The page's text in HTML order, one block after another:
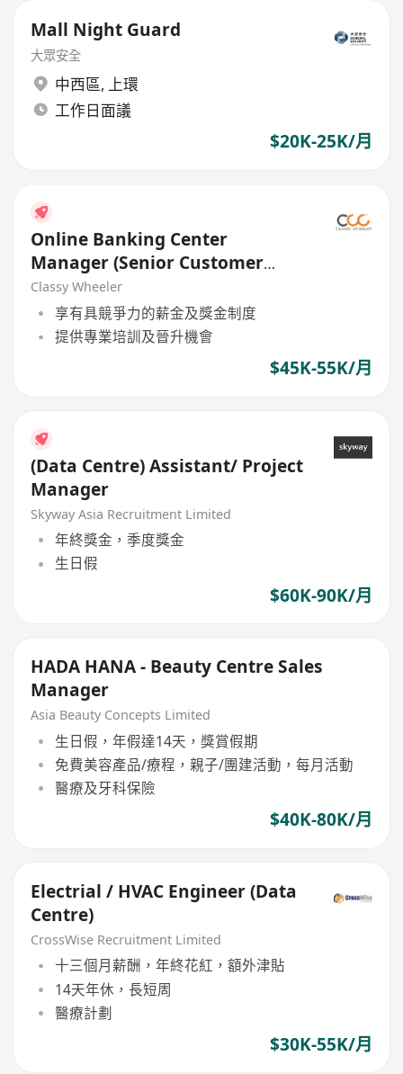
Mall Night Guard
大眾安全
中西區, 上環
工作日面議
$20K-25K/月
Online Banking Center
Manager (Senior Customer
Service Manager) (Bank)
Classy Wheeler
享有具競爭力的薪金及獎金制度
提供專業培訓及晉升機會
$45K-55K/月
(Data Centre) Assistant/ Project
Manager
Skyway Asia Recruitment Limited
年終獎金，季度獎金
生日假
$60K-90K/月
HADA HANA - Beauty Centre Sales
Manager
Asia Beauty Concepts Limited
生日假，年假達14天，獎賞假期
免費美容產品/療程，親子/團建活動，每月活動
醫療及牙科保險
$40K-80K/月
Electrial / HVAC Engineer (Data
Centre)
CrossWise Recruitment Limited
十三個月薪酬，年終花紅，額外津貼
14天年休，長短周
醫療計劃
$30K-55K/月